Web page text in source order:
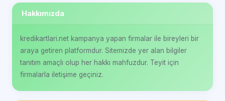
Hakkımızda
kredikartlari.net kampanya yapan firmalar ile bireyleri bir
araya getiren platformdur. Sitemizde yer alan bilgiler
tanıtım amaçlı olup her hakkı mahfuzdur. Teyit için
firmalarla iletişime geçiniz.